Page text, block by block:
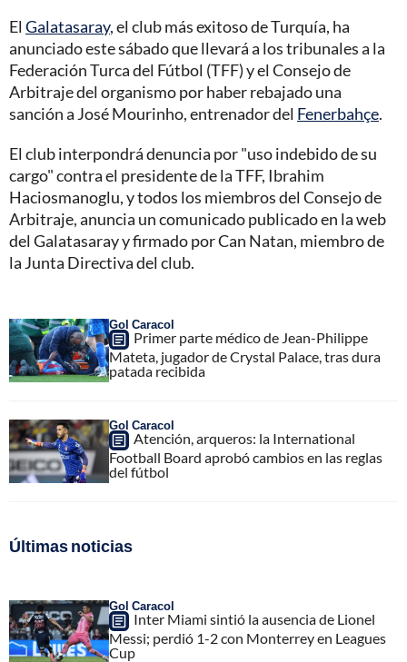
El Galatasaray, el club más exitoso de Turquía, ha
anunciado este sábado que llevará a los tribunales a la
Federación Turca del Fútbol (TFF) y el Consejo de
Arbitraje del organismo por haber rebajado una
sanción a José Mourinho, entrenador del Fenerbahçe.
El club interpondrá denuncia por "uso indebido de su
cargo" contra el presidente de la TFF, Ibrahim
Haciosmanoglu, y todos los miembros del Consejo de
Arbitraje, anuncia un comunicado publicado en la web
del Galatasaray y firmado por Can Natan, miembro de
la Junta Directiva del club.
Gol Caracol
Primer parte médico de Jean-Philippe
Mateta, jugador de Crystal Palace, tras dura
patada recibida
Gol Caracol
Atención, arqueros: la International
Football Board aprobó cambios en las reglas
del fútbol
Últimas noticias
Gol Caracol
Inter Miami sintió la ausencia de Lionel
Messi; perdió 1-2 con Monterrey en Leagues
Cup